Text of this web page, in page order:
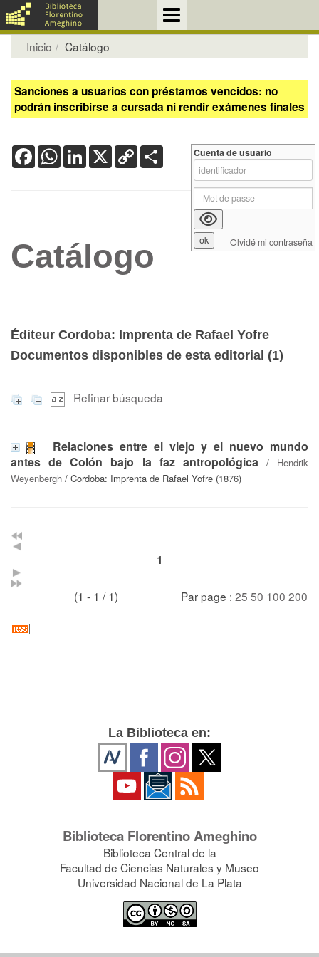
Inicio Catálogo
Sanciones a usuarios con préstamos vencidos: no
podrán inscribirse a cursada ni rendir exámenes finales
FacebookWhatsApp
LinkedIn
X Copy
Link
Catálogo
Éditeur Cordoba: Imprenta de Rafael Yofre
Documentos disponibles de esta editorial (1)
Refinar búsqueda
Relaciones entre el viejo y el nuevo mundo
antes de Colón bajo la faz antropológica/ Hendrik
Weyenbergh / Cordoba: Imprenta de Rafael Yofre (1876)
1
(1 - 1 / 1) Par page : 25 50 100 200
Cuenta de usuario
Olvidé mi contraseña
La Biblioteca en:
Biblioteca Florentino Ameghino
Biblioteca Central de la
Facultad de Ciencias Naturales y Museo
Universidad Nacional de La Plata